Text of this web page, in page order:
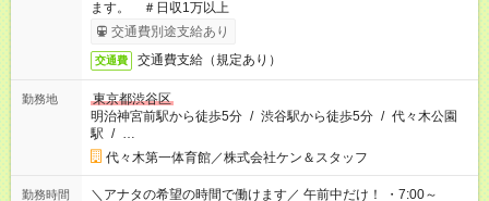
ます。 ＃日収1万以上
交通費別途支給あり
交通費 交通費支給（規定あり）
勤務地
東京都渋谷区
明治神宮前駅から徒歩5分 / 渋谷駅から徒歩5分 / 代々木公園
駅 / …
代々木第一体育館／株式会社ケン＆スタッフ
勤務時間
＼アナタの希望の時間で働けます／ 午前中だけ！ ・7:00～